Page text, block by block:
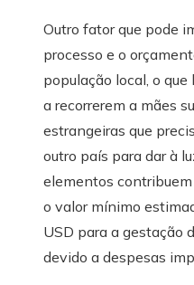
Outro fator que pode
processo e o
população local, o
a recorrerem a mães
estrangeiras que
outro país para dar à
elementos
o valor mínimo
USD para a gestação
devido a despesas